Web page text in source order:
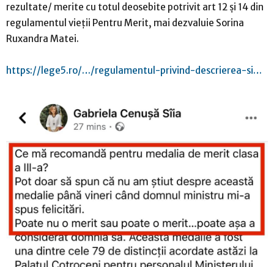
rezultate/ merite cu totul deosebite potrivit art 12 și 14 din
regulamentul vieții Pentru Merit, mai dezvaluie Sorina
Ruxandra Matei.
https://lege5.ro/…/regulamentul-privind-descrierea-si…